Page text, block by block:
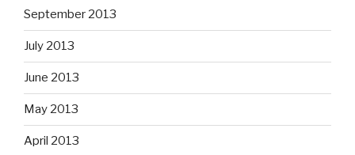
September 2013
July 2013
June 2013
May 2013
April 2013